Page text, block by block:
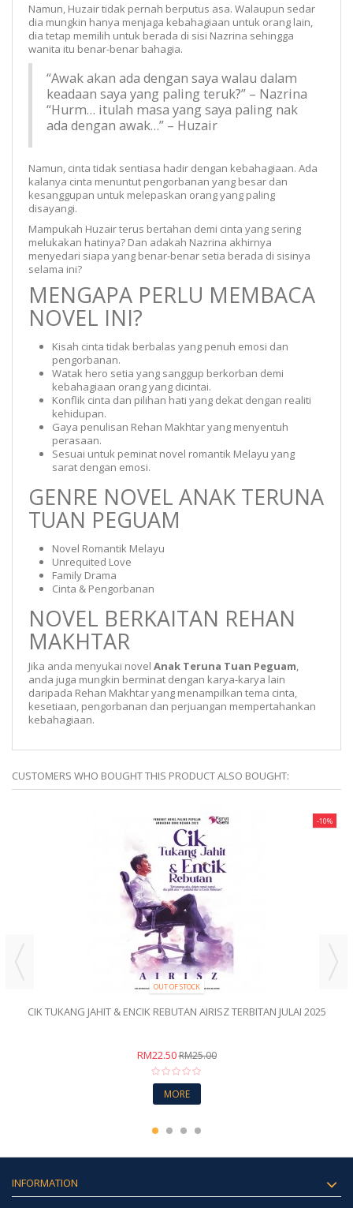
Namun, Huzair tidak pernah berputus asa. Walaupun sedar
dia mungkin hanya menjaga kebahagiaan untuk orang lain,
dia tetap memilih untuk berada di sisi Nazrina sehingga
wanita itu benar-benar bahagia.
“Awak akan ada dengan saya walau dalam
keadaan saya yang paling teruk?” – Nazrina
“Hurm… itulah masa yang saya paling nak
ada dengan awak…” – Huzair
Namun, cinta tidak sentiasa hadir dengan kebahagiaan. Ada
kalanya cinta menuntut pengorbanan yang besar dan
kesanggupan untuk melepaskan orang yang paling
disayangi.
Mampukah Huzair terus bertahan demi cinta yang sering
melukakan hatinya? Dan adakah Nazrina akhirnya
menyedari siapa yang benar-benar setia berada di sisinya
selama ini?
MENGAPA PERLU MEMBACA
NOVEL INI?
Kisah cinta tidak berbalas yang penuh emosi dan
pengorbanan.
Watak hero setia yang sanggup berkorban demi
kebahagiaan orang yang dicintai.
Konflik cinta dan pilihan hati yang dekat dengan realiti
kehidupan.
Gaya penulisan Rehan Makhtar yang menyentuh
perasaan.
Sesuai untuk peminat novel romantik Melayu yang
sarat dengan emosi.
GENRE NOVEL ANAK TERUNA
TUAN PEGUAM
Novel Romantik Melayu
Unrequited Love
Family Drama
Cinta & Pengorbanan
NOVEL BERKAITAN REHAN
MAKHTAR
Jika anda menyukai novel Anak Teruna Tuan Peguam,
anda juga mungkin berminat dengan karya-karya lain
daripada Rehan Makhtar yang menampilkan tema cinta,
kesetiaan, pengorbanan dan perjuangan mempertahankan
kebahagiaan.
CUSTOMERS WHO BOUGHT THIS PRODUCT ALSO BOUGHT:
-10%
OUT OF STOCK
CIK TUKANG JAHIT & ENCIK REBUTAN AIRISZ TERBITAN JULAI 2025
RM22.50RM25.00
MORE
INFORMATION